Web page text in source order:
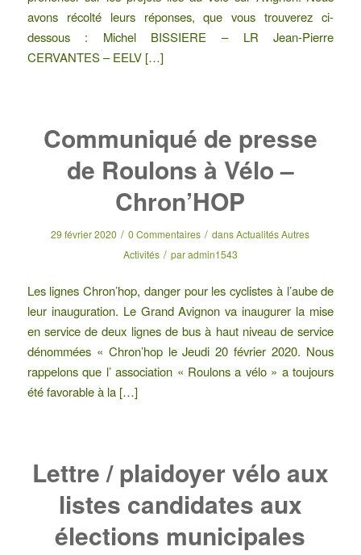
avons récolté leurs réponses, que vous trouverez ci-
dessous : Michel BISSIERE – LR Jean-Pierre
CERVANTES – EELV […]
Communiqué de presse
de Roulons à Vélo –
Chron’HOP
29 février 2020 / 0 Commentaires / dansActualités Autres
Activités / paradmin1543
Les lignes Chron’hop, danger pour les cyclistes à l’aube de
leur inauguration. Le Grand Avignon va inaugurer la mise
en service de deux lignes de bus à haut niveau de service
dénommées « Chron’hop le Jeudi 20 février 2020. Nous
rappelons que l’ association « Roulons a vélo » a toujours
été favorable à la […]
Lettre / plaidoyer vélo aux
listes candidates aux
élections municipales